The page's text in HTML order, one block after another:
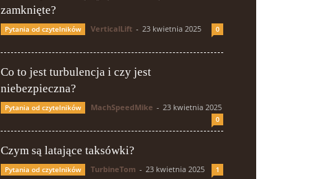
zamknięte?
Pytania od czytelników VerticalLift - 23 kwietnia 2025 0
Co to jest turbulencja i czy jest
niebezpieczna?
Pytania od czytelników MachSpeedMike - 23 kwietnia 2025
0
Czym są latające taksówki?
Pytania od czytelników TurbineTom - 23 kwietnia 2025 1